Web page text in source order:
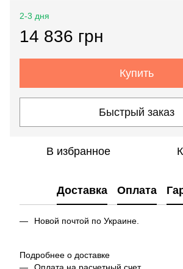
2-3 дня
14 836 грн
Купить
Быстрый заказ
В избранное
Доставка Оплата
Новой почтой по Украине.
Подробнее о доставке
Оплата на расчетный счет